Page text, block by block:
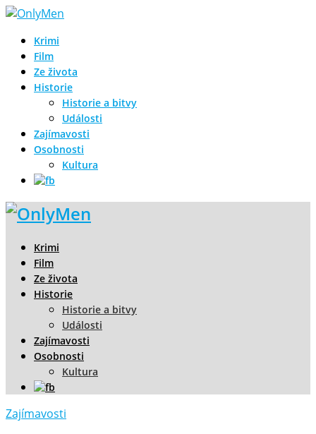
Krimi
Film
Ze života
Historie
Historie a bitvy
Události
Zajímavosti
Osobnosti
Kultura
Krimi
Film
Ze života
Historie
Historie a bitvy
Události
Zajímavosti
Osobnosti
Kultura
Zajímavosti